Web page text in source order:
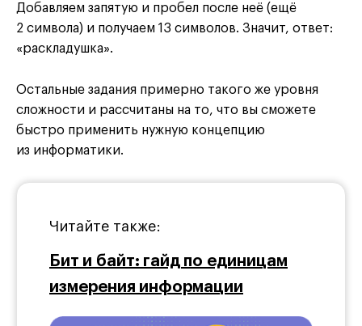
Добавляем запятую и пробел после неё (ещё
2 символа) и получаем 13 символов. Значит, ответ:
«раскладушка».
Остальные задания примерно такого же уровня
сложности и рассчитаны на то, что вы сможете
быстро применить нужную концепцию
из информатики.
Читайте также:
Бит и байт: гайд по единицам
измерения информации